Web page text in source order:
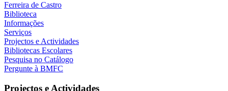
Ferreira de Castro
Biblioteca
Informações
Serviços
Projectos e Actividades
Bibliotecas Escolares
Pesquisa no Catálogo
Pergunte à BMFC
Projectos e Actividades